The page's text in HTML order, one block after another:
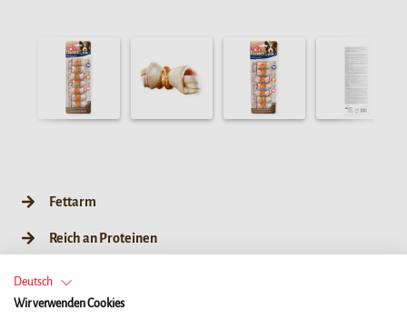
Fettarm
Reich an Proteinen
Leckerer Kauknochen: Schweine- und Rinderhaut
Deutsch
Wir verwenden Cookies